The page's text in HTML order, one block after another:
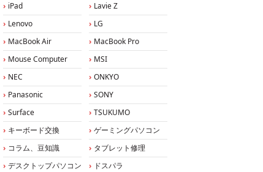
iPad
Lavie Z
Lenovo
LG
MacBook Air
MacBook Pro
Mouse Computer
MSI
NEC
ONKYO
Panasonic
SONY
Surface
TSUKUMO
キーボード交換
ゲーミングパソコン
コラム、豆知識
タブレット修理
デスクトップパソコン
ドスパラ